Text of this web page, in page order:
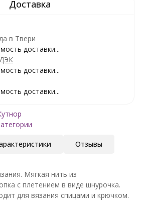
в Твери
доставки...
доставки...
доставки...
Отзывы
Мягкая нить из
с плетением в виде шнурочка.
для вязания спицами и крючком.